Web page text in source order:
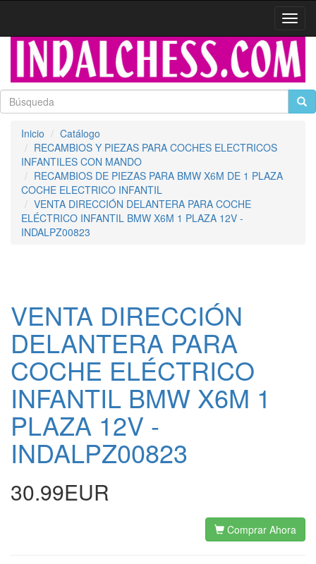
Inicio
Catálogo
RECAMBIOS Y PIEZAS PARA COCHES ELECTRICOS
INFANTILES CON MANDO
RECAMBIOS DE PIEZAS PARA BMW X6M DE 1 PLAZA
COCHE ELECTRICO INFANTIL
VENTA DIRECCIÓN DELANTERA PARA COCHE
ELÉCTRICO INFANTIL BMW X6M 1 PLAZA 12V -
INDALPZ00823
VENTA DIRECCIÓN
DELANTERA PARA
COCHE ELÉCTRICO
INFANTIL BMW X6M 1
PLAZA 12V -
INDALPZ00823
30.99EUR
Comprar Ahora